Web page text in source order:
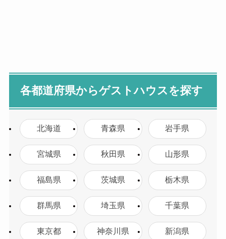
各都道府県からゲストハウスを探す
北海道 青森県 岩手県
宮城県 秋田県 山形県
福島県 茨城県 栃木県
群馬県 埼玉県 千葉県
東京都 神奈川県 新潟県